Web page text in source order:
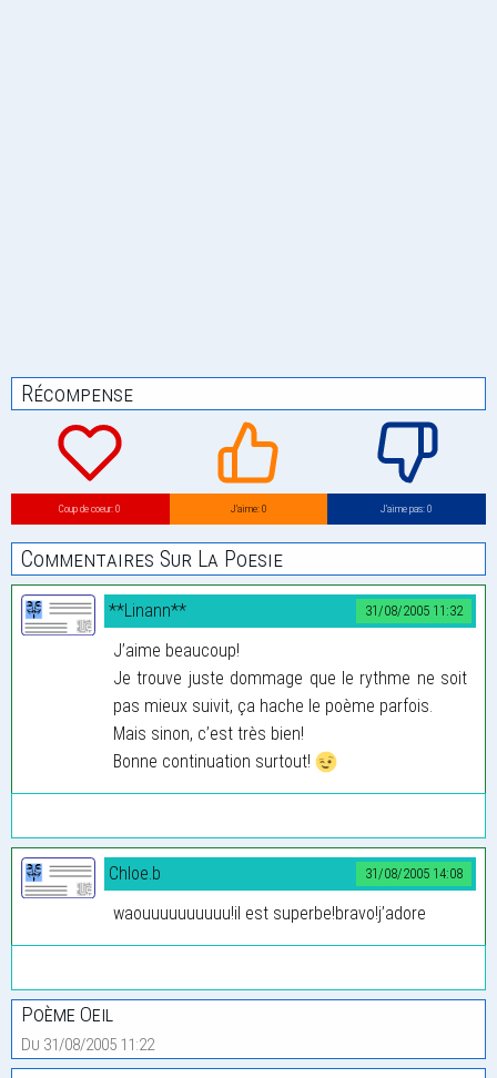
Récompense
Coup de coeur: 0 J’aime: 0 J’aime pas: 0
Commentaires Sur La Poesie
31/08/2005 11:32
**Linann**
J’aime beaucoup!
Je trouve juste dommage que le rythme ne soit
pas mieux suivit, ça hache le poème parfois.
Mais sinon, c’est très bien!
Bonne continuation surtout!
31/08/2005 14:08
Chloe.b
waouuuuuuuuuu!il est superbe!bravo!j’adore
Poème Oeil
Du 31/08/2005 11:22